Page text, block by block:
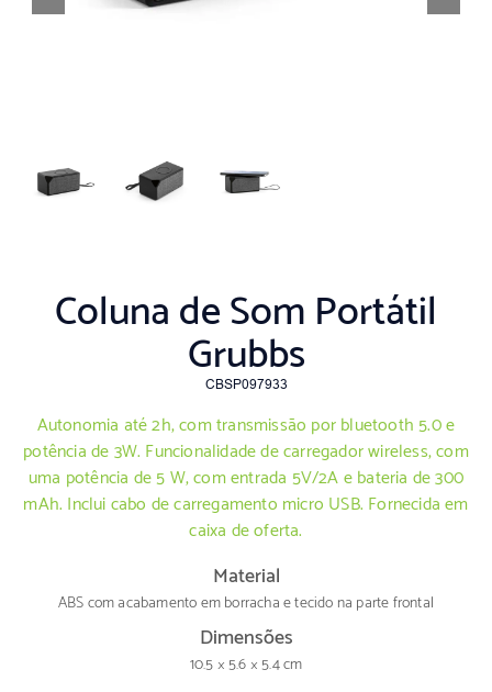
Coluna de Som Portátil
Grubbs
CBSP097933
Autonomia até 2h, com transmissão por bluetooth 5.0 e
potência de 3W. Funcionalidade de carregador wireless, com
uma potência de 5 W, com entrada 5V/2A e bateria de 300
mAh. Inclui cabo de carregamento micro USB. Fornecida em
caixa de oferta.
Material
ABS com acabamento em borracha e tecido na parte frontal
Dimensões
10.5 × 5.6 × 5.4 cm